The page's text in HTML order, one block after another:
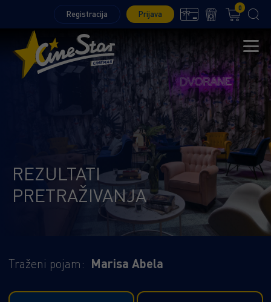
Registracija Prijava
0
REZULTATI
PRETRAŽIVANJA
Traženi pojam: Marisa Abela